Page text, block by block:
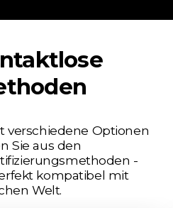
verschiedene Optionen
Sie aus den
-
kompatibel mit
Welt.